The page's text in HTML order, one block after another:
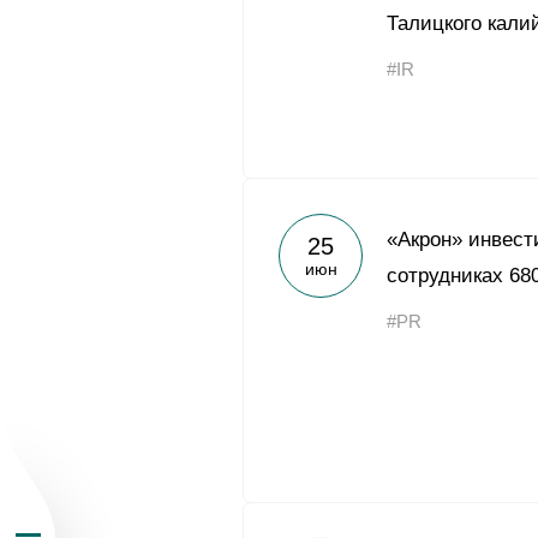
География
Талицкого
#IR
25
июн
«Акрон»
сотрудниках
#PR